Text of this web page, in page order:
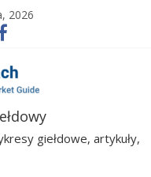
2026
giełdowe, artykuły,